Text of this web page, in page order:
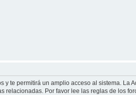
te permitirá un amplio acceso al sistema.
Por favor lee las reglas de los